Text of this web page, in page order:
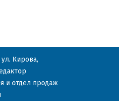
Кирова,
и отдел продаж